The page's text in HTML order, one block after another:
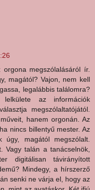
megszólalásáról ír.
magától? Vajon, nem kell
legalábbis találomra?
az információk
megszólaltatójától.
hanem orgonán. Az
nincs billentyű mester. Az
úgy, magától megszólalt.
Vagy talán a tanácselnök,
digitálisan távirányított
Mindegy, a hírszerző
senki ne várja el, hogy az